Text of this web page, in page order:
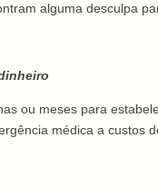
alguma desculpa
ou meses para
médica a custos